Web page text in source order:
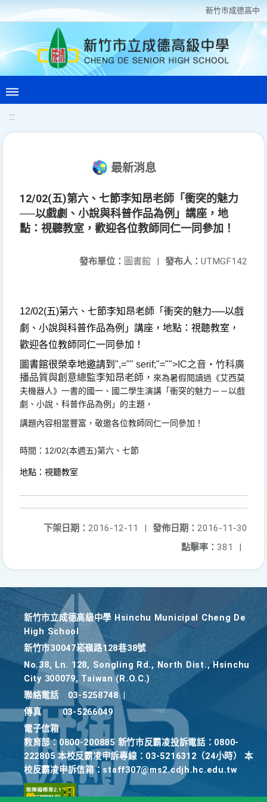
新竹巿成德高中
:::
最新消息
12/02(五)第六、七節李知昂老師「衝突的魅力
──以戲劇、小說與科普作品為例」講座，地
點：視聽教室，歡迎各位教師同仁一同參加！
發布人： UTMGF142
發布單位： 圖書館 |
12/02(五)第六、七節李知昂老師「衝突的魅力──以戲
劇、 小說與科普作品為例」講座， 地點：視聽教室，
歡迎各位教師同仁一同參加！
圖書館很榮幸地邀請到 ",="" serif;"="">IC之音‧ 竹科廣
播品質與創意總監李知昂老師， 來為暑假閱讀過《艾西莫
夫機器人》一書的國一、國二學生演講「衝突的魅力－－以戲
劇、小說、 科普作品為例 」的主題，
講題內容相當豐富， 敬邀各位教師同仁一同參加！
時間：12/02(本週五)第六、七節
地點：視聽教室
發佈日期： 2016-11-30
下架日期： 2016-12-11
|
點擊率： 381 |
新竹巿立成德高級中學 Hsinchu Municipal Cheng De
High School
新竹巿30047崧嶺路128巷38號
No.38, Ln. 128, Songling Rd., North Dist., Hsinchu
City 300079, Taiwan (R.O.C.)
聯絡電話
03-5258748
傳真
03-5266049
電子信箱
教育部：0800-200885 新竹市反霸凌投訴電話：0800-
222805 本校反霸凌申訴專線：03-5216312（24小時） 本
校反霸凌申訴信箱：staff307@ms2.cdjh.hc.edu.tw